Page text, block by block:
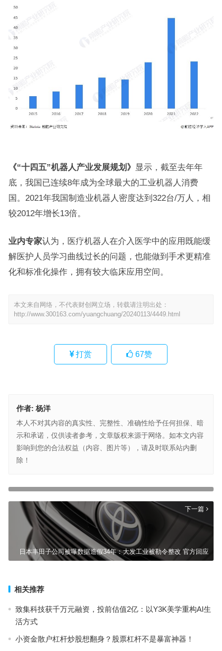
《“十四五”机器人产业发展规划》
显示，截至去年年
底，我国已连续8年成为全球最大的工业机器人消费
国。2021年我国制造业机器人密度达到322台/万人，相
较2012年增长13倍。
业内专家认为，医疗机器人在介入医学中的应用既能缓
解医护人员学习曲线过长的问题，也能做到手术更精准
化和标准化操作，拥有较大临床应用空间。
本文来自网络，不代表财创网立场，转载请注明出处：
http://www.300163.com/yuangchuang/20240113/4449.html
打赏 67赞
作者: 杨洋
本人不对其内容的真实性、完整性、准确性给予任何担保、暗
示和承诺，仅供读者参考，文章版权来源于网络。如本文内容
影响到您的合法权益（内容、图片等），请及时联系站内删
除！
下一篇
日本丰田子公司被曝数据造假34年：大发工业被勒令整改 官方回应
相关推荐
致集科技获千万元融资，投前估值2亿：以Y3K美学重构AI生
活方式
小资金散户杠杆炒股想翻身？股票杠杆不是暴富神器！